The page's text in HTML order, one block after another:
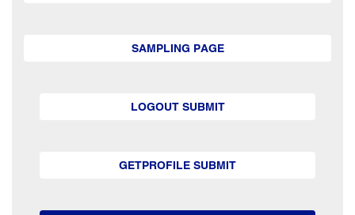
SAMPLING PAGE
LOGOUT SUBMIT
GETPROFILE SUBMIT